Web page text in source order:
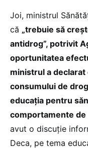
Joi, ministrul
că „trebuie să
antidrog”, potrivit
oportunitatea
ministrul a
consumului de
educaţia pentru
comportamente de
avut o discuţie
Deca, pe tema